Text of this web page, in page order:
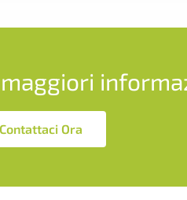
Contattaci Ora